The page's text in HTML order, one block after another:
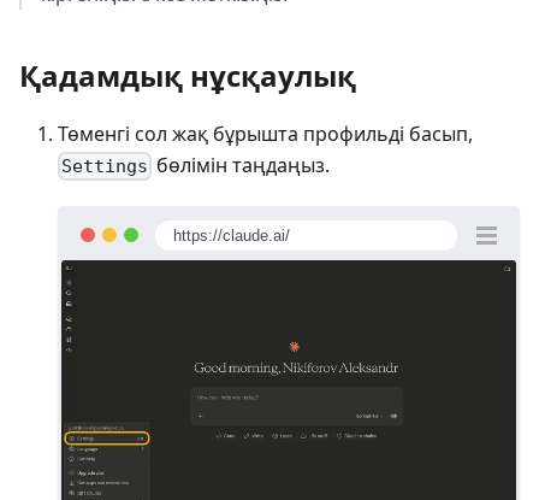
Қадамдық нұсқаулық
Төменгі сол жақ бұрышта профильді басып,
Settings бөлімін таңдаңыз.
https://claude.ai/